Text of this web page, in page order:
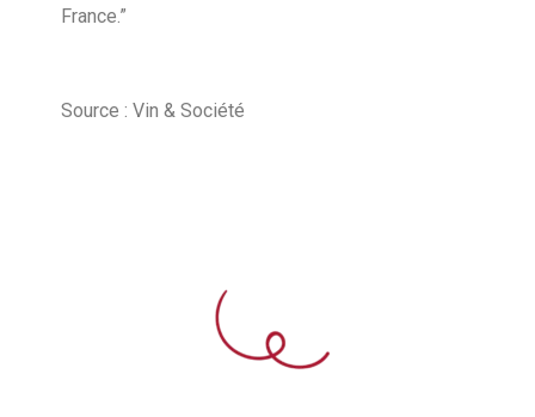
France.”
Source : Vin & Société